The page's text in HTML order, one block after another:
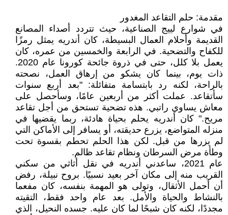
مقدمة: حلم التقاعد المغدور
في شوارع لييج الصناعية، حيث تتردد أصداء المصانع
القديمة وأحلام العمال البسيطة، كان أندريه يمثل رمزًا
للكفاح والتضحية. في الرابعة والخمسين من عمره، كان
يعمل بلا كلل، حتى في ذروة جائحة كورونا عام 2020.
ذات يوم، بينما كان يشكو من إرهاق العمل، نصحته
بالراحة، لكنه رد بابتسامة متفائلة: "بعد أربع سنوات
سأتقاعد. عملت أكثر من أربعين عامًا، وسأحصل على
معاش يساوي راتبي. هذه تضحية تستحق من أجل تقاعد
مريح." كان أندريه يحلم بحياة هادئة، ربما يقضيها في
منزله المتواضع، يزرع حديقته، أو يسافر إلى الأماكن التي
لم يزرها من قبل. لكن هذا الحلم تحطم بقسوة تحت
وطأة مرض السرطان ونظام تقاعد ظالم.
عام 2021، ساعدني أندريه في نقل أثاثي من سكني
القريب منه إلى مكان آخر بعيد نسبيًا. بروح نبيلة، رفض
أن أحمل الأثقال، وتولى هو المهمة بنفسه، كان مفعما
بالنشاط والحياة والأمل. بعد عام واحد فقط، التقيته
مجددًا، لكنه كان شبحًا لما كان عليه. جسده النحيل، الذي